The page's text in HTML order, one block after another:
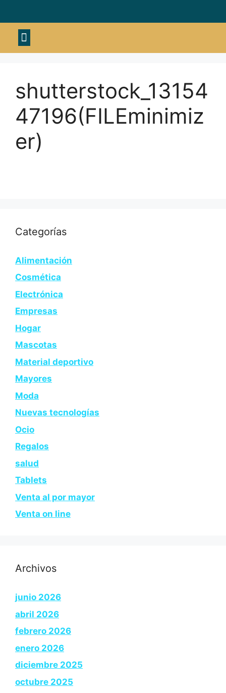
shutterstock_13154
47196(FILEminimiz
er)
Categorías
Alimentación
Cosmética
Electrónica
Empresas
Hogar
Mascotas
Material deportivo
Mayores
Moda
Nuevas tecnologías
Ocio
Regalos
salud
Tablets
Venta al por mayor
Venta on line
Archivos
junio 2026
abril 2026
febrero 2026
enero 2026
diciembre 2025
octubre 2025